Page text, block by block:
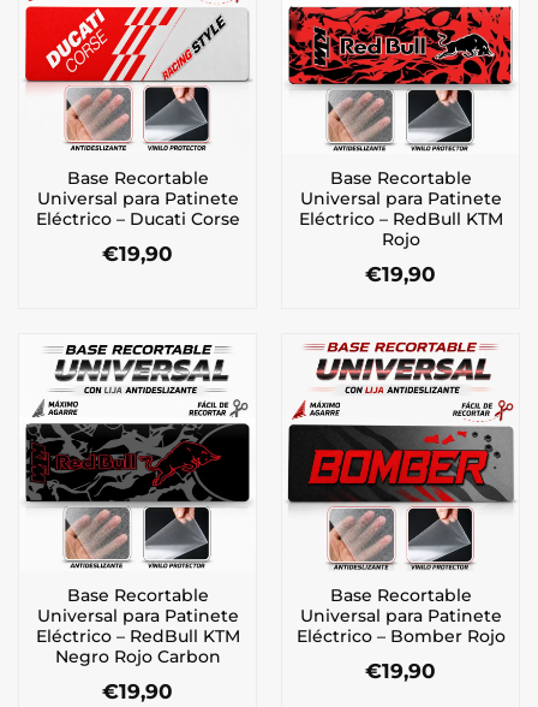
Base Recortable
Universal para Patinete
Eléctrico – Ducati Corse
€19,90
Base Recortable
Universal para Patinete
Eléctrico – RedBull KTM
Rojo
€19,90
Base Recortable
Universal para Patinete
Eléctrico – RedBull KTM
Negro Rojo Carbon
€19,90
Base Recortable
Universal para Patinete
Eléctrico – Bomber Rojo
€19,90